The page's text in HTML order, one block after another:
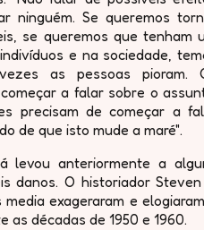
ninguém. Se queremos
se queremos que tenham
e na sociedade,
as pessoas pioram.
a falar sobre o
precisam de começar a
de que isto mude a maré".
levou anteriormente a
danos. O historiador
exageraram e
as décadas de 1950 e 1960.